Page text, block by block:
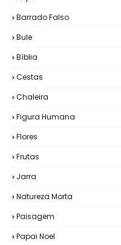
Barrado Falso
Bule
Bíblia
Cestas
Chaleira
Figura Humana
Flores
Frutas
Jarra
Natureza Morta
Paisagem
Papai Noel